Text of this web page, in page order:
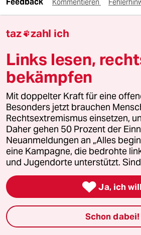
Feedback Kommentieren
Mehr zum Thema
Nachruf auf Christine Nöstlinger
List und Lust der Vernunft
taz zahl ich
Links lesen,
bekämpfen
Mit doppelter Kraft für eine
Besonders jetzt brauchen
Rechtsextremismus einsetzen,
Daher gehen 50 Prozent der
Neuanmeldungen an „Alles
eine Kampagne, die bedrohte
und Jugendorte unterstützt.
 Ja, ich will
Schon dabei!